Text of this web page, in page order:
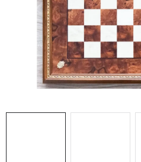
SCHACH-MERCH
SCHACH GESCHENKE
GESCHÄFTSBEDINGUNGEN